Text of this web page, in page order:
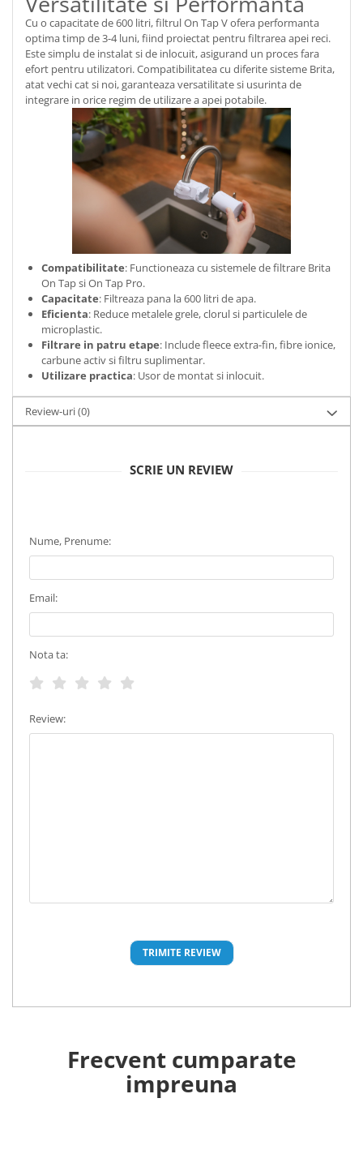
Cu o capacitate de 600 litri, filtrul On Tap V ofera performanta
optima timp de 3-4 luni, fiind proiectat pentru filtrarea apei reci.
Este simplu de instalat si de inlocuit, asigurand un proces fara
efort pentru utilizatori. Compatibilitatea cu diferite sisteme Brita,
atat vechi cat si noi, garanteaza versatilitate si usurinta de
integrare in orice regim de utilizare a apei potabile.
Compatibilitate: Functioneaza cu sistemele de filtrare Brita
On Tap si On Tap Pro.
Capacitate: Filtreaza pana la 600 litri de apa.
Eficienta: Reduce metalele grele, clorul si particulele de
microplastic.
Filtrare in patru etape: Include fleece extra-fin, fibre ionice,
carbune activ si filtru suplimentar.
Utilizare practica: Usor de montat si inlocuit.
Review-uri(0)
SCRIE UN REVIEW
Nume, Prenume:
Email:
Nota ta:
Review:
Frecvent cumparate
impreuna